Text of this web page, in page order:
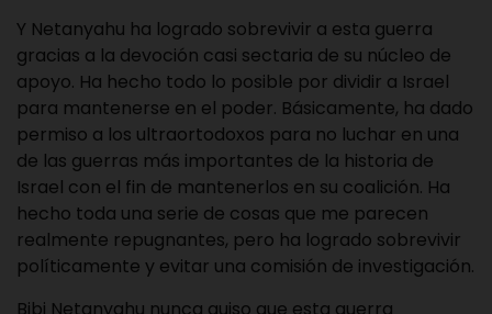
Y Netanyahu ha logrado sobrevivir a esta guerra
gracias a la devoción casi sectaria de su núcleo de
apoyo. Ha hecho todo lo posible por dividir a Israel
para mantenerse en el poder. Básicamente, ha dado
permiso a los ultraortodoxos para no luchar en una
de las guerras más importantes de la historia de
Israel con el fin de mantenerlos en su coalición. Ha
hecho toda una serie de cosas que me parecen
realmente repugnantes, pero ha logrado sobrevivir
políticamente y evitar una comisión de investigación.
Bibi Netanyahu nunca quiso que esta guerra